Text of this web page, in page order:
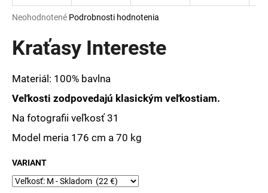
Priemerné
produktu
je
z
5
hviezdičiek.
Neohodnotené Podrobnosti hodnotenia
Kraťasy Intereste
Materiál: 100% bavlna
Veľkosti zodpovedajú klasickým veľkostiam.
Na fotografii veľkosť 31
Model meria 176 cm a 70 kg
VARIANT
d
p
o
r
ú
č
a
m